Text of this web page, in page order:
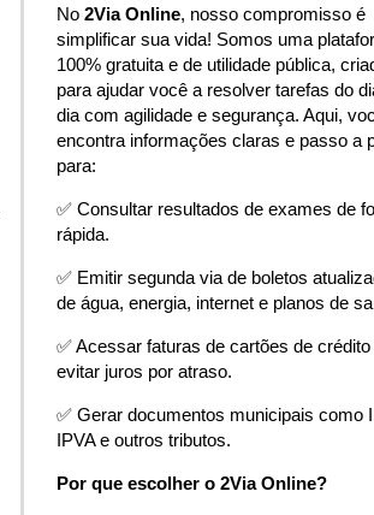
No 2Via Online, nosso compromisso é
simplificar sua vida! Somos uma
100% gratuita e de utilidade pública,
para ajudar você a resolver tarefas do
dia com agilidade e segurança. Aqui,
encontra informações claras e passo a
para:
✅ Consultar resultados de exames de
rápida.
✅ Emitir segunda via de boletos
de água, energia, internet e planos de
✅ Acessar faturas de cartões de crédito
evitar juros por atraso.
✅ Gerar documentos municipais como
IPVA e outros tributos.
Por que escolher o 2Via Online?